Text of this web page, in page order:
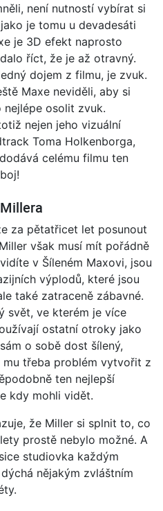
není nutností vybírat si
je tomu u devadesáti
je 3D efekt naprosto
říct, že je až otravný.
dojem z filmu, je zvuk.
Maxe neviděli, aby si
osolit zvuk.
nejen jeho vizuální
Toma Holkenborga,
celému filmu ten
za pětatřicet let posunout
však musí mít pořádně
v Šíleném Maxovi, jsou
výplodů, které jsou
také zatraceně zábavné.
svět, ve kterém je více
ostatní otroky jako
o sobě dost šílený,
mu třeba problém vytvořit z
ten nejlepší
kdy mohli vidět.
že Miller si splnit to, co
prostě nebylo možné. A
studiovka každým
nějakým zvláštním